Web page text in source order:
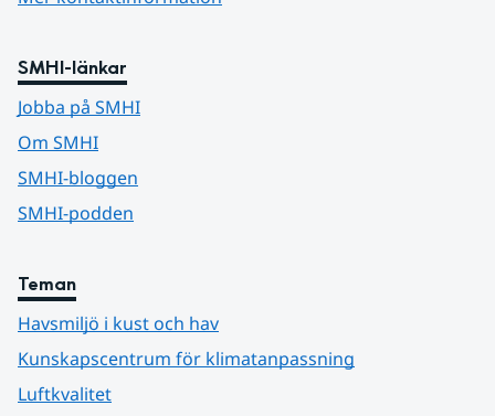
SMHI-länkar
Jobba på SMHI
Om SMHI
SMHI-bloggen
SMHI-podden
Teman
Havsmiljö i kust och hav
Kunskapscentrum för klimatanpassning
Luftkvalitet